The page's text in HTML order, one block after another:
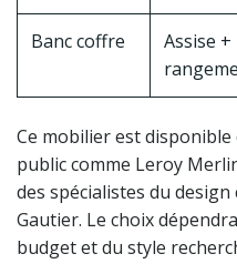
Banc coffre
Assise +
Ce mobilier est
public comme Leroy
des spécialistes du
Gautier. Le choix
budget et du style